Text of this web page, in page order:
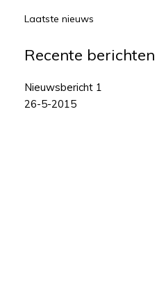
Laatste nieuws
Recente berichten
Nieuwsbericht 1
26-5-2015